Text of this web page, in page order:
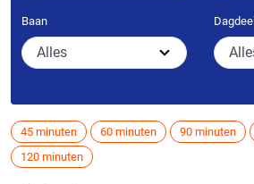
Baan Dagdeel
45 minuten 60 minuten 90 minuten
120 minuten